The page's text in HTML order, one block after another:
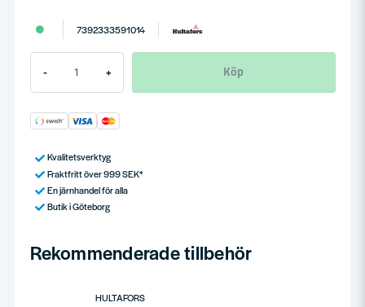
7392333591014
- + Köp
Kvalitetsverktyg
Fraktfritt över 999 SEK*
En järnhandel för alla
Butik i Göteborg
Rekommenderade tillbehör
HULTAFORS